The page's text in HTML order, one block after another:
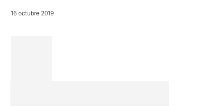
16 octubre 2019